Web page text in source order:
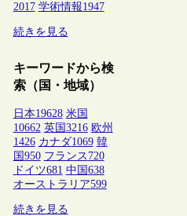
2017 学術情報1947
続きを見る
キーワードから検
索（国・地域）
日本19628 米国
10662 英国 3216 欧州
1426 カナダ1069 韓
国 950 フランス 720
ドイツ681 中国 638
オーストラリア599
続きを見る